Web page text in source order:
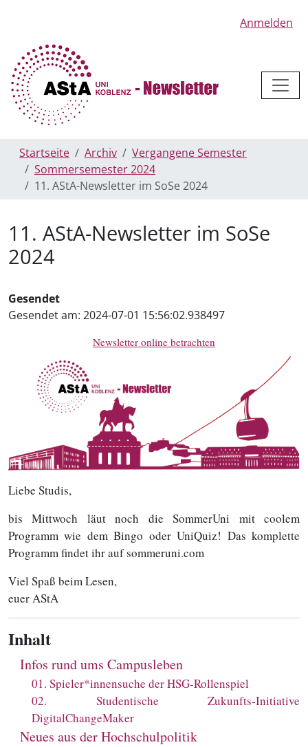
Anmelden
Startseite Archiv
Vergangene Semester
Sommersemester 2024
11. AStA-Newsletter im SoSe 2024
11. AStA-Newsletter im SoSe
2024
Gesendet
Gesendet am: 2024-07-01 15:56:02.938497
Newsletter online betrachten
Liebe Studis,
bis Mittwoch läut noch die SommerUni mit coolem
Programm wie dem Bingo oder UniQuiz! Das komplette
Programm findet ihr auf sommeruni.com
Viel Spaß beim Lesen,
euer AStA
Inhalt
Infos rund ums Campusleben
01. Spieler*innensuche der HSG-Rollenspiel
02. Studentische Zukunfts-Initiative
DigitalChangeMaker
Neues aus der Hochschulpolitik